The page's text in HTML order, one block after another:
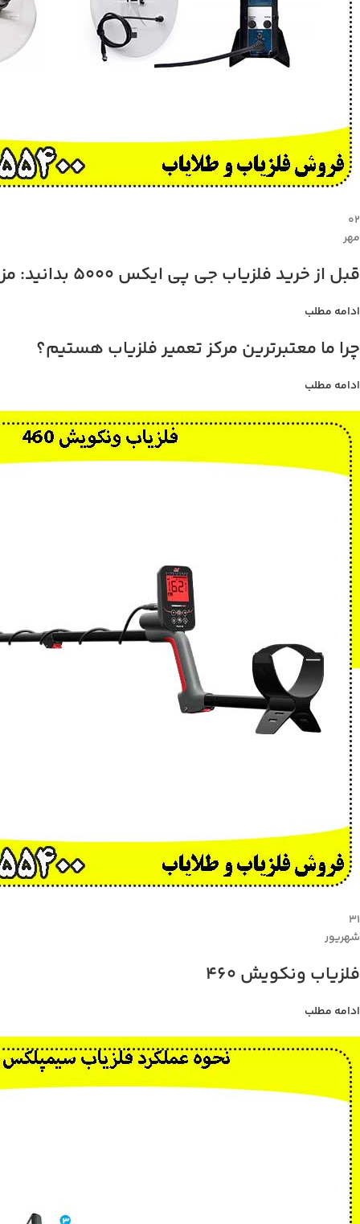
۰۲
مهر
قبل از خرید فلزیاب جی پی ایکس 5000 بدانید: مزایا، معایب، و قیمت
ادامه مطلب
چرا ما معتبرترین مرکز تعمیر فلزیاب هستیم؟
ادامه مطلب
۳۱
شهریور
فلزیاب ونکویش 460
ادامه مطلب